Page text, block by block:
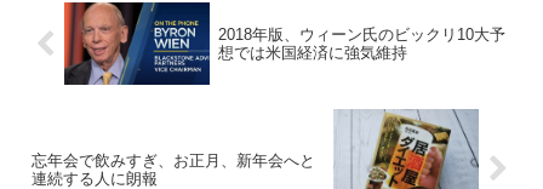
2018年版、ウィーン氏のビックリ10大予
想では米国経済に強気維持
忘年会で飲みすぎ、お正月、新年会へと
連続する人に朗報